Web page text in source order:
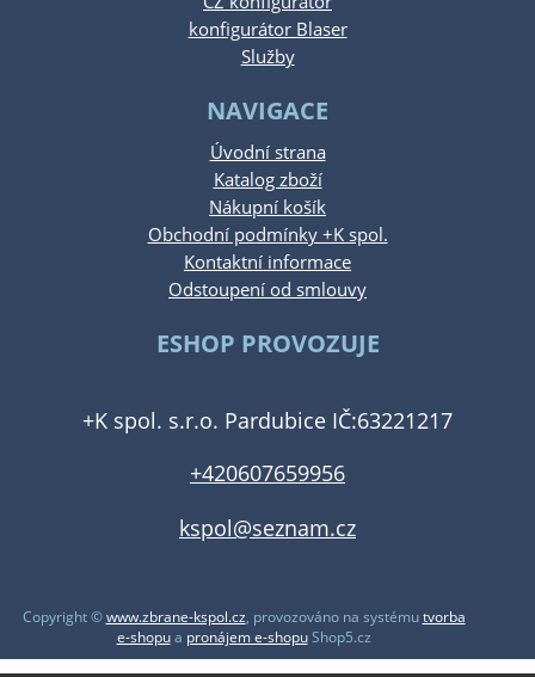
konfigurátor Blaser
Služby
NAVIGACE
Úvodní strana
Katalog zboží
Nákupní košík
Obchodní podmínky +K spol.
Kontaktní informace
Odstoupení od smlouvy
ESHOP PROVOZUJE
+K spol. s.r.o. Pardubice IČ:63221217
+420607659956
kspol@seznam.cz
Copyright ©www.zbrane-kspol.cz, provozováno na systémutvorba
e-shopua pronájem e-shopuShop5.cz